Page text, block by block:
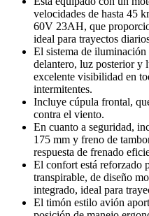
velocidades de hasta 45
60V 23AH, que
ideal para trayectos
El sistema de
delantero, luz posterior y
excelente visibilidad en
intermitentes.
Incluye cúpula frontal,
contra el viento.
En cuanto a seguridad,
175 mm y freno de
respuesta de frenado
El confort está reforzado
transpirable, de diseño
integrado, ideal para
El timón estilo avión